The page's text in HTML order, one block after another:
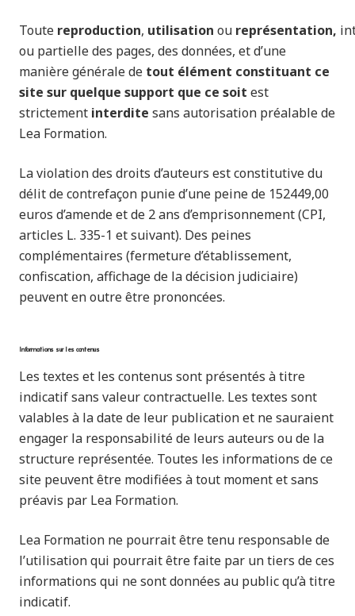
Toute reproduction, utilisation ou représentation,
ou partielle des pages, des données, et d’une
manière générale de tout élément constituant ce
site sur quelque support que ce soit est
strictement interdite sans autorisation préalable de
Lea Formation.
La violation des droits d’auteurs est constitutive du
délit de contrefaçon punie d’une peine de 152449,00
euros d’amende et de 2 ans d’emprisonnement (CPI,
articles L. 335-1 et suivant). Des peines
complémentaires (fermeture d’établissement,
confiscation, affichage de la décision judiciaire)
peuvent en outre être prononcées.
Informations sur les contenus
Les textes et les contenus sont présentés à titre
indicatif sans valeur contractuelle. Les textes sont
valables à la date de leur publication et ne sauraient
engager la responsabilité de leurs auteurs ou de la
structure représentée. Toutes les informations de ce
site peuvent être modifiées à tout moment et sans
préavis par Lea Formation.
Lea Formation ne pourrait être tenu responsable de
l’utilisation qui pourrait être faite par un tiers de ces
informations qui ne sont données au public qu’à titre
indicatif.